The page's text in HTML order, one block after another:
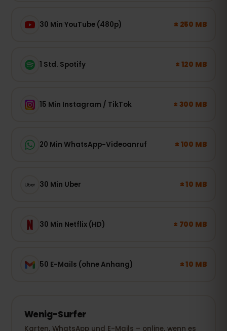
30 Min YouTube (480p) ± 250 MB
1 Std. Spotify ± 120 MB
15 Min Instagram / TikTok ± 300 MB
20 Min WhatsApp-Videoanruf ± 100 MB
30 Min Uber ± 10 MB
30 Min Netflix (HD) ± 700 MB
50 E-Mails (ohne Anhang) ± 10 MB
Wenig-Surfer
Karten, WhatsApp und E-Mails – online, wenn es